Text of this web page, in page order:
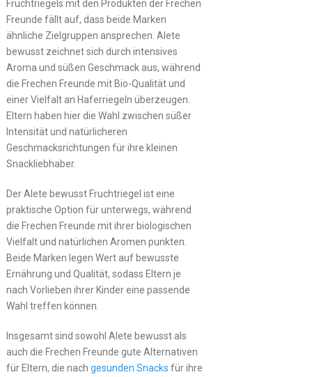
Fruchtriegels mit den Produkten der Frechen
Freunde fällt auf, dass beide Marken
ähnliche Zielgruppen ansprechen. Alete
bewusst zeichnet sich durch intensives
Aroma und süßen Geschmack aus, während
die Frechen Freunde mit Bio-Qualität und
einer Vielfalt an Haferriegeln überzeugen.
Eltern haben hier die Wahl zwischen süßer
Intensität und natürlicheren
Geschmacksrichtungen für ihre kleinen
Snackliebhaber.
Der Alete bewusst Fruchtriegel ist eine
praktische Option für unterwegs, während
die Frechen Freunde mit ihrer biologischen
Vielfalt und natürlichen Aromen punkten.
Beide Marken legen Wert auf bewusste
Ernährung und Qualität, sodass Eltern je
nach Vorlieben ihrer Kinder eine passende
Wahl treffen können.
Insgesamt sind sowohl Alete bewusst als
auch die Frechen Freunde gute Alternativen
für Eltern, die nach gesunden Snacks für ihre